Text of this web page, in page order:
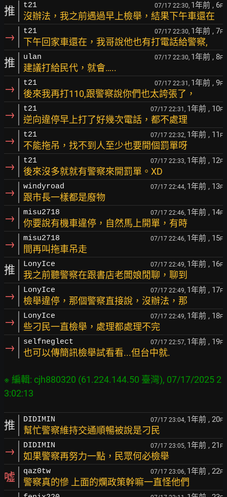
推 t21 07/17 22:30, 1年前 , 6F
沒辦法，我之前遇過早上檢舉，結果下午車還在
→ t21 07/17 22:30, 1年前 , 7F
下午回家車還在，我哥說他也有打電話給警察,
推 ulan 07/17 22:30, 1年前 , 8F
建議打給民代，就會…..
→ t21 07/17 22:31, 1年前 , 9F
後來我再打110,跟警察說你們也太誇張了，
→ t21 07/17 22:31, 1年前 , 10F
逆向違停早上打了好幾次電話，都不處理
→ t21 07/17 22:32, 1年前 , 11 F
不能拖吊，找不到人至少也要開個罰單呀
→ t21 07/17 22:33, 1年前 , 12F
後來沒多就就有警察來開罰單。XD
→ windyroad 07/17 22:44, 1年前 , 13F
跟市長一樣都是廢物
→ misu2718 07/17 22:46, 1年前 , 14F
你要說有機車違停，自然馬上開單，有時
→ misu2718 07/17 22:46, 1年前 , 15F
間再叫拖車吊走
推 LonyIce 07/17 22:49, 1年前 , 16F
我之前聽警察在跟書店老闆娘閒聊，聊到
→ LonyIce 07/17 22:49, 1年前 , 17F
檢舉違停，那個警察直接說，沒辦法，那
→ LonyIce 07/17 22:49, 1年前 , 18F
些刁民一直檢舉，處理都處理不完
→ selfneglect 07/17 22:57, 1年前 , 19F
也可以傳簡訊檢舉試看看...但台中就.
※ 編輯: cjh880320 (61.224.144.50 臺灣), 07/17/2025 2
推 DIDIMIN 07/17 23:04, 1年前 , 20F
幫忙警察維持交通順暢被說是刁民
→ DIDIMIN 07/17 23:05, 1年前 , 21 F
如果警察再努力一點，民眾何必檢舉
噓 qaz0tw 07/17 23:06, 1年前 , 22F
警察真的慘 上面的爛政策幹嘛一直怪他們